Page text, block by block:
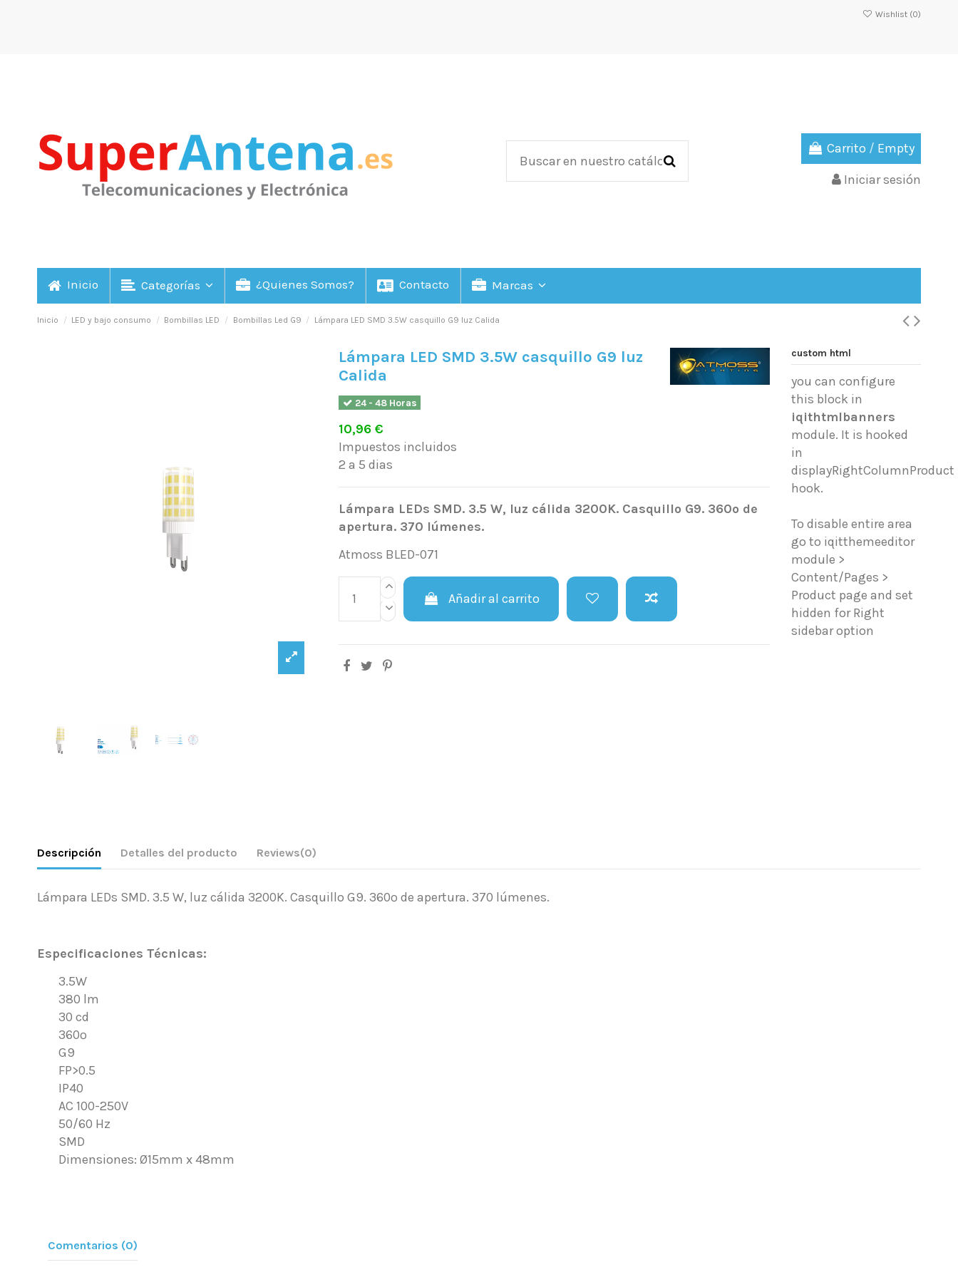
Wishlist (0)
Carrito / Empty
Iniciar sesión
Inicio Categorías ¿Quienes Somos? Contacto Marcas
Inicio LED y bajo consumo Bombillas LED Bombillas Led G9 Lámpara LED SMD 3.5W casquillo G9 luz Calida
Lámpara LED SMD 3.5W casquillo G9 luz
Calida
24 - 48 Horas
10,96 €
Impuestos incluidos
2 a 5 dias
Lámpara LEDs SMD. 3.5 W, luz cálida 3200K. Casquillo G9. 360º de
apertura. 370 lúmenes.
Atmoss BLED-071
Añadir al carrito
custom html
you can configure
this block in
iqithtmlbanners
module. It is hooked
in
displayRightColumnProduct
hook.
To disable entire area
go to iqitthemeeditor
module >
Content/Pages >
Product page and set
hidden for Right
sidebar option
Descripción Detalles del producto Reviews(0)
Lámpara LEDs SMD. 3.5 W, luz cálida 3200K. Casquillo G9. 360º de apertura. 370 lúmenes.
Especificaciones Técnicas:
3.5W
380 lm
30 cd
360º
G9
FP>0.5
IP40
AC 100-250V
50/60 Hz
SMD
Dimensiones: Ø15mm x 48mm
Comentarios (0)